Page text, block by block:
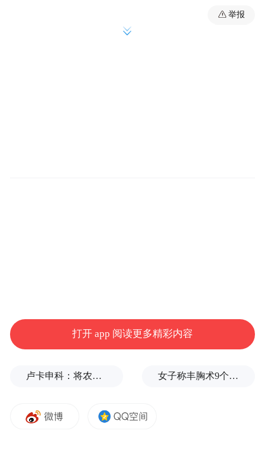
青岛汽车产业规模已迈过千亿大关，如何实
现产业由大到强的转变，已成为新课题。因
一是搭建本土企业交流合作平台。可以搭建
举报
打开 app 阅读更多精彩内容
卢卡申科：将农忙季节不好好干活的人都发配边疆充军！ 女子称丰胸术9个月后确诊乳腺癌，医美机构：手术不可能引发癌症，建议走司法途径